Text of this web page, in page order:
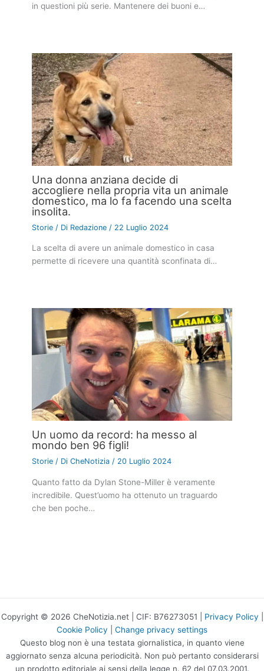
in questioni più serie. Mantenere dei buoni e…
Una donna anziana decide di
accogliere nella propria vita un animale
domestico, ma lo fa facendo una scelta
insolita.
Storie / Di Redazione / 22 Luglio 2024
La scelta di avere un animale domestico in casa
permette di ricevere una quantità sconfinata di…
Un uomo da record: ha messo al
mondo ben 96 figli!
Storie / DiCheNotizia / 20 Luglio 2024
Quanto fatto da Dylan Stone-Miller è veramente
incredibile. Quest’uomo ha ottenuto un traguardo
che ben poche…
Copyright © 2026 CheNotizia.net | CIF: B76273051 | Privacy Policy
Cookie Policy
Change privacy settings
Questo blog non è una testata giornalistica, in quanto viene
aggiornato senza alcuna periodicità. Non può pertanto considerarsi
un prodotto editoriale ai sensi della legge n. 62 del 07.03.2001.